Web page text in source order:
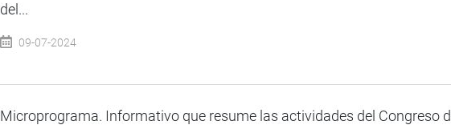
del...
09-07-2024
Microprograma. Informativo que resume las actividades del Congreso